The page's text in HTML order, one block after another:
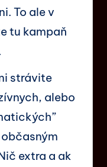
To ale v
tu kampaň
strávite
alebo
extra a ak